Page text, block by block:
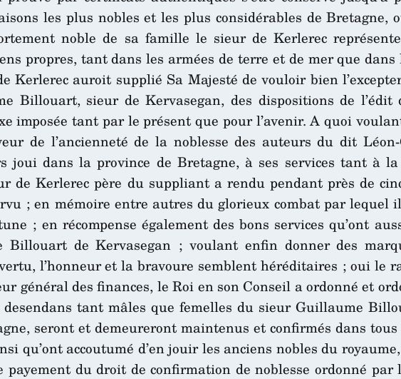
les plus nobles et les plus considérables de
noble de sa famille le sieur de Kerlerec
propres, tant dans les armées de terre et de mer que
auroit supplié Sa Majesté de vouloir bien
Billouart, sieur de Kervasegan, des dispositions de l’édit
imposée tant par le présent que pour l’avenir. A quoi
de l’ancienneté de la noblesse des auteurs du dit
dans la province de Bretagne, à ses services tant à
de Kerlerec père du suppliant a rendu pendant près de
; en mémoire entre autres du glorieux combat par lequel
; en récompense également des bons services qu’ont
de Kervasegan ; voulant enfin donner des
l’honneur et la bravoure semblent héréditaires ; oui le
général des finances, le Roi en son Conseil a ordonné et
tant mâles que femelles du sieur Guillaume
seront et demeureront maintenus et confirmés dans
qu’ont accoutumé d’en jouir les anciens nobles du
du droit de confirmation de noblesse ordonné par